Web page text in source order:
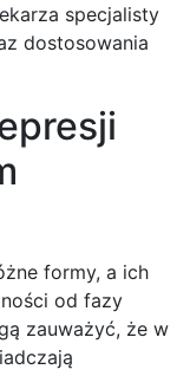
specjalisty
dostosowania
formy, a ich
od fazy
zauważyć, że w